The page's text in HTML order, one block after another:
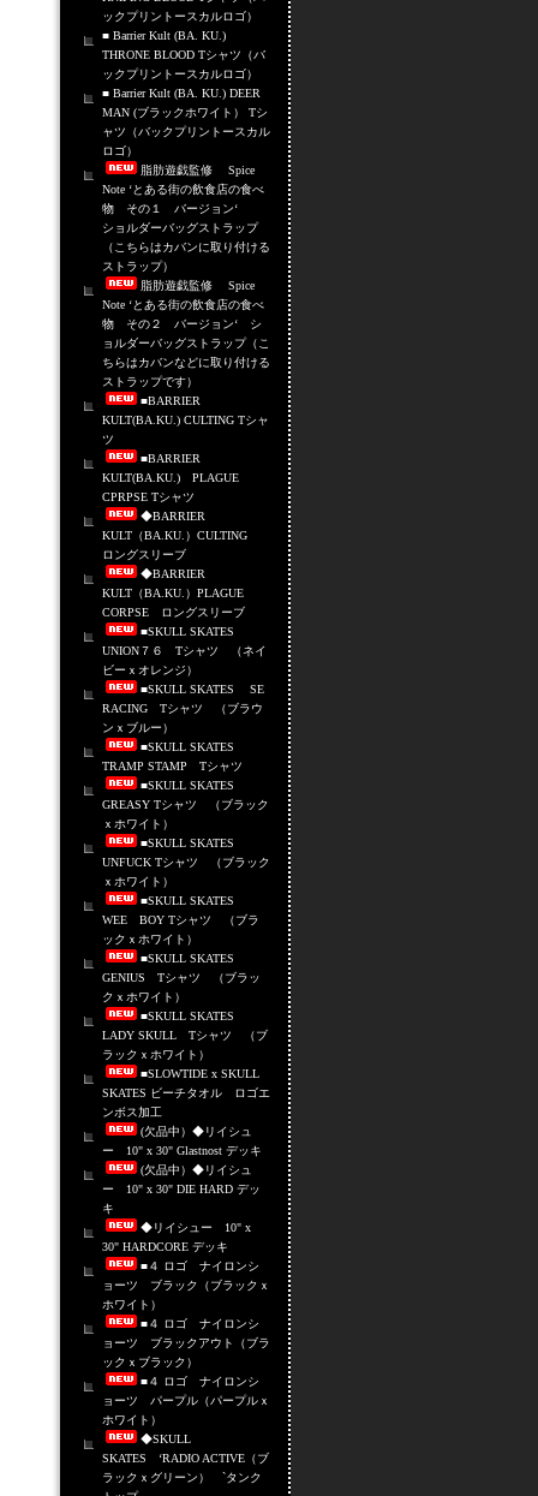
ックプリントースカルロゴ）
■ Barrier Kult (BA. KU.)
THRONE BLOOD Tシャツ（バ
ックプリントースカルロゴ）
■ Barrier Kult (BA. KU.) DEER
MAN (ブラックホワイト） Tシ
ャツ（バックプリントースカル
ロゴ）
脂肪遊戯監修 Spice
Note ‘とある街の飲食店の食べ
物 その１ バージョン‘
ショルダーバッグストラップ
（こちらはカバンに取り付ける
ストラップ）
脂肪遊戯監修 Spice
Note ‘とある街の飲食店の食べ
物 その２ バージョン‘ シ
ョルダーバッグストラップ（こ
ちらはカバンなどに取り付ける
ストラップです）
■BARRIER
KULT(BA.KU.) CULTING Tシャ
ツ
■BARRIER
KULT(BA.KU.) PLAGUE
CPRPSE Tシャツ
◆BARRIER
KULT（BA.KU.）CULTING
ロングスリーブ
◆BARRIER
KULT（BA.KU.）PLAGUE
CORPSE ロングスリーブ
■SKULL SKATES
UNION７６ Tシャツ （ネイ
ビーｘオレンジ）
■SKULL SKATES SE
RACING Tシャツ （ブラウ
ンｘブルー）
■SKULL SKATES
TRAMP STAMP Tシャツ
■SKULL SKATES
GREASY Tシャツ （ブラック
ｘホワイト）
■SKULL SKATES
UNFUCK Tシャツ （ブラック
ｘホワイト）
■SKULL SKATES
WEE BOY Tシャツ （ブラ
ックｘホワイト）
■SKULL SKATES
GENIUS Tシャツ （ブラッ
クｘホワイト）
■SKULL SKATES
LADY SKULL Tシャツ （ブ
ラックｘホワイト）
■SLOWTIDE x SKULL
SKATES ビーチタオル ロゴエ
ンボス加工
(欠品中）◆リイシュ
ー 10" x 30" Glastnost デッキ
(欠品中）◆リイシュ
ー 10" x 30" DIE HARD デッ
キ
◆リイシュー 10" x
30" HARDCORE デッキ
■４ ロゴ ナイロンシ
ョーツ ブラック（ブラックｘ
ホワイト）
■４ ロゴ ナイロンシ
ョーツ ブラックアウト（ブラ
ックｘブラック）
■４ ロゴ ナイロンシ
ョーツ パープル（パープルｘ
ホワイト）
◆SKULL
SKATES ‘RADIO ACTIVE（ブ
ラックｘグリーン） `タンク